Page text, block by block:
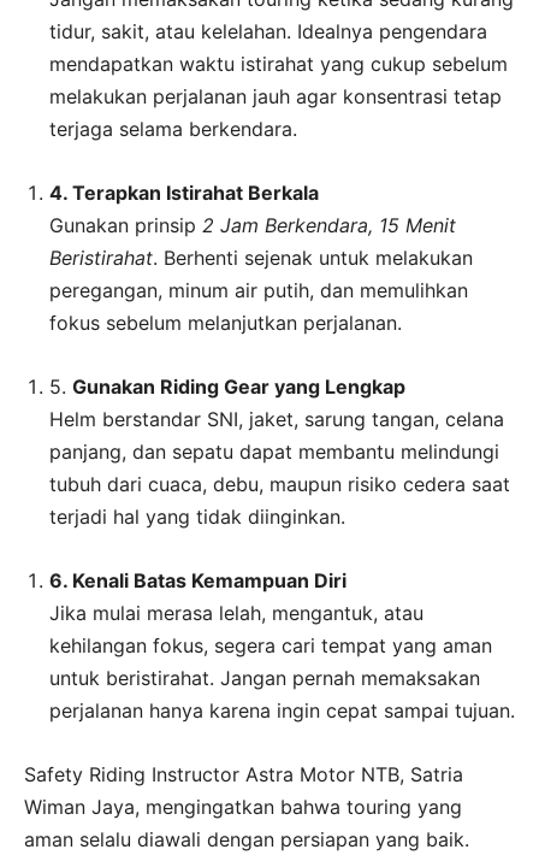
tidur, sakit, atau kelelahan. Idealnya pengendara
mendapatkan waktu istirahat yang cukup sebelum
melakukan perjalanan jauh agar konsentrasi tetap
terjaga selama berkendara.
4. Terapkan Istirahat Berkala
Gunakan prinsip 2 Jam Berkendara, 15 Menit
Beristirahat. Berhenti sejenak untuk melakukan
peregangan, minum air putih, dan memulihkan
fokus sebelum melanjutkan perjalanan.
5. Gunakan Riding Gear yang Lengkap
Helm berstandar SNI, jaket, sarung tangan, celana
panjang, dan sepatu dapat membantu melindungi
tubuh dari cuaca, debu, maupun risiko cedera saat
terjadi hal yang tidak diinginkan.
6. Kenali Batas Kemampuan Diri
Jika mulai merasa lelah, mengantuk, atau
kehilangan fokus, segera cari tempat yang aman
untuk beristirahat. Jangan pernah memaksakan
perjalanan hanya karena ingin cepat sampai tujuan.
Safety Riding Instructor Astra Motor NTB, Satria
Wiman Jaya, mengingatkan bahwa touring yang
aman selalu diawali dengan persiapan yang baik.